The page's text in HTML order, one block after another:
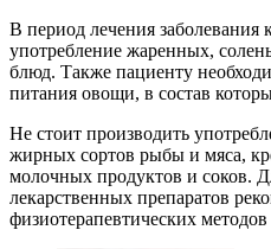
В период лечения заболевания
употребление жаренных,
блюд. Также пациенту
питания овощи, в состав
Не стоит производить
жирных сортов рыбы и мяса,
молочных продуктов и соков.
лекарственных препаратов
физиотерапевтических методов